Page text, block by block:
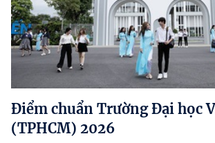
Điểm chuẩn Trường Đại học
(TPHCM) 2026